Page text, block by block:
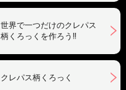
世界で一つだけのクレパス
柄くろっくを作ろう‼︎
クレパス柄くろっく